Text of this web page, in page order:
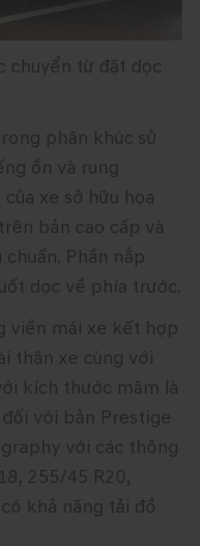
chuyển từ đặt dọc
phân khúc sử
ồn và rung
xe sở hữu họa
bản cao cấp và
Phần nắp
dọc về phía trước.
viền mái xe kết hợp
thân xe cùng với
kích thước mâm là
với bản Prestige
với các thông
255/45 R20,
khả năng tải đồ